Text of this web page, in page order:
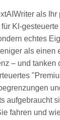
als
KI-
echtes
als einen
– und tanken
aufgebraucht
fahren und